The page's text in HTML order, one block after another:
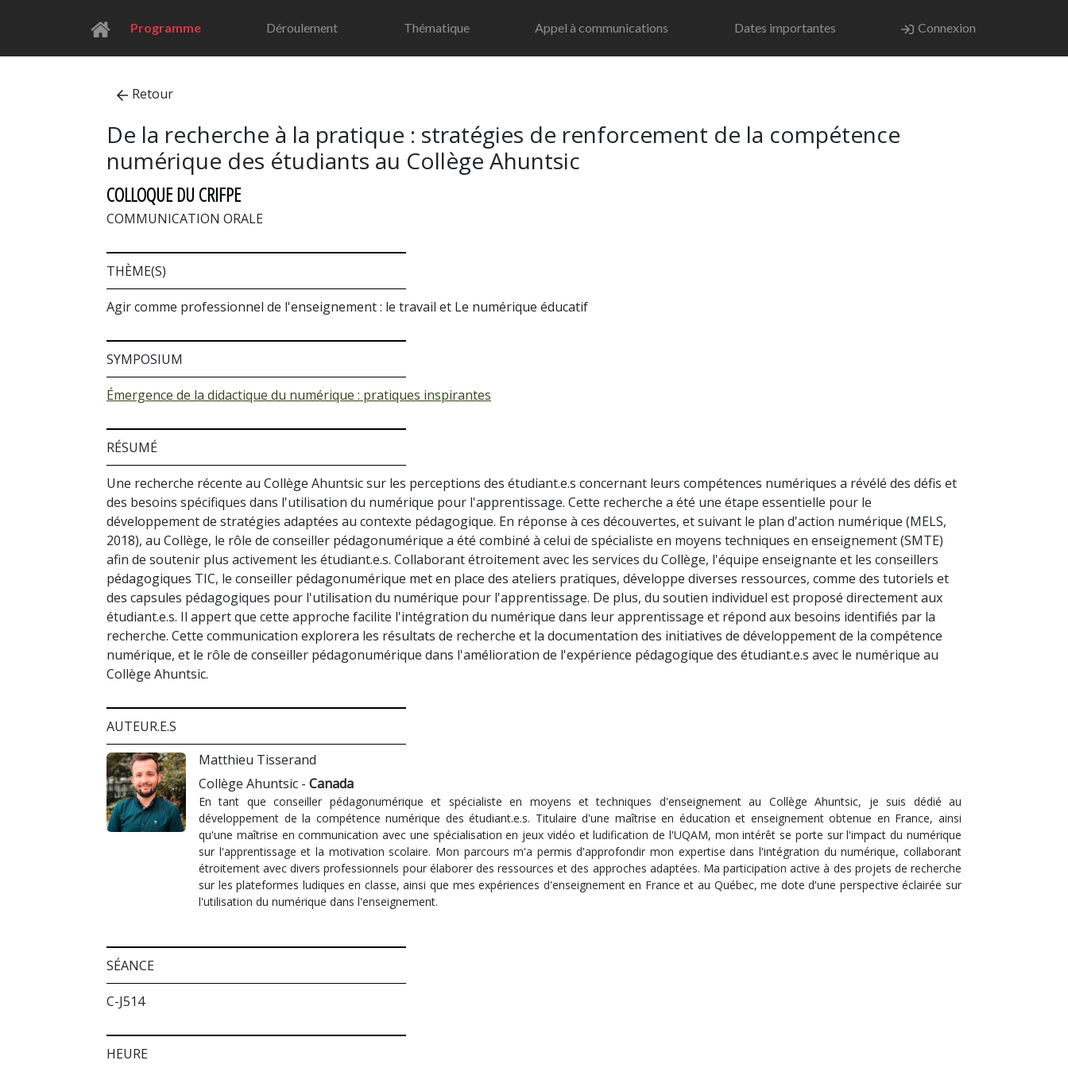
Programme Déroulement Thématique Appel à communications Dates importantes Connexion
Retour
De la recherche à la pratique : stratégies de renforcement de la compétence
numérique des étudiants au Collège Ahuntsic
COLLOQUE DU CRIFPE
COMMUNICATION ORALE
THÈME(S)
Agir comme professionnel de l'enseignement : le travail et Le numérique éducatif
SYMPOSIUM
Émergence de la didactique du numérique : pratiques inspirantes
RÉSUMÉ
Une recherche récente au Collège Ahuntsic sur les perceptions des étudiant.e.s concernant leurs compétences numériques a révélé des défis et
des besoins spécifiques dans l'utilisation du numérique pour l'apprentissage. Cette recherche a été une étape essentielle pour le
développement de stratégies adaptées au contexte pédagogique. En réponse à ces découvertes, et suivant le plan d'action numérique (MELS,
2018), au Collège, le rôle de conseiller pédagonumérique a été combiné à celui de spécialiste en moyens techniques en enseignement (SMTE)
afin de soutenir plus activement les étudiant.e.s. Collaborant étroitement avec les services du Collège, l'équipe enseignante et les conseillers
pédagogiques TIC, le conseiller pédagonumérique met en place des ateliers pratiques, développe diverses ressources, comme des tutoriels et
des capsules pédagogiques pour l'utilisation du numérique pour l'apprentissage. De plus, du soutien individuel est proposé directement aux
étudiant.e.s. Il appert que cette approche facilite l'intégration du numérique dans leur apprentissage et répond aux besoins identifiés par la
recherche. Cette communication explorera les résultats de recherche et la documentation des initiatives de développement de la compétence
numérique, et le rôle de conseiller pédagonumérique dans l'amélioration de l'expérience pédagogique des étudiant.e.s avec le numérique au
Collège Ahuntsic.
AUTEUR.E.S
Matthieu Tisserand
Collège Ahuntsic - Canada
En tant que conseiller pédagonumérique et spécialiste en moyens et techniques d'enseignement au Collège Ahuntsic, je suis dédié au
développement de la compétence numérique des étudiant.e.s. Titulaire d'une maîtrise en éducation et enseignement obtenue en France, ainsi
qu'une maîtrise en communication avec une spécialisation en jeux vidéo et ludification de l'UQAM, mon intérêt se porte sur l'impact du numérique
sur l'apprentissage et la motivation scolaire. Mon parcours m'a permis d'approfondir mon expertise dans l'intégration du numérique, collaborant
étroitement avec divers professionnels pour élaborer des ressources et des approches adaptées. Ma participation active à des projets de recherche
sur les plateformes ludiques en classe, ainsi que mes expériences d'enseignement en France et au Québec, me dote d'une perspective éclairée sur
l'utilisation du numérique dans l'enseignement.
SÉANCE
C-J514
HEURE